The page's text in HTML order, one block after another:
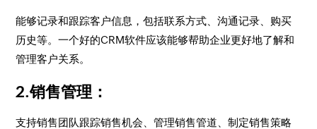
能够记录和跟踪客户信息，包括联系方式、沟通记录、购买
历史等。一个好的CRM软件应该能够帮助企业更好地了解和
管理客户关系。
2.销售管理 ：
支持销售团队跟踪销售机会、管理销售管道、制定销售策略